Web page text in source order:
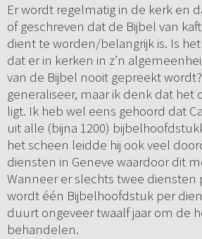
Er wordt regelmatig in de kerk en
of geschreven dat de Bijbel van
dient te worden/belangrijk is. Is
dat er in kerken in z’n
van de Bijbel nooit gepreekt
generaliseer, maar ik denk dat het
ligt. Ik heb wel eens gehoord dat
uit alle (bijna 1200)
het scheen leidde hij ook veel
diensten in Geneve waardoor dit
Wanneer er slechts twee diensten
wordt één Bijbelhoofdstuk per
duurt ongeveer twaalf jaar om de
behandelen.